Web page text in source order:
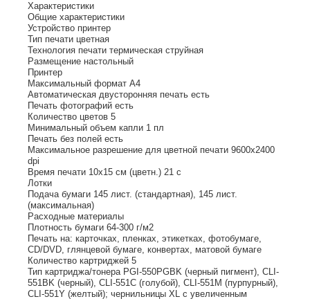
Характеристики
Общие характеристики
Устройство принтер
Тип печати цветная
Технология печати термическая струйная
Размещение настольный
Принтер
Максимальный формат A4
Автоматическая двусторонняя печать есть
Печать фотографий есть
Количество цветов 5
Минимальный объем капли 1 пл
Печать без полей есть
Максимальное разрешение для цветной печати 9600x2400
dpi
Время печати 10x15 см (цветн.) 21 с
Лотки
Подача бумаги 145 лист. (стандартная), 145 лист.
(максимальная)
Расходные материалы
Плотность бумаги 64-300 г/м2
Печать на: карточках, пленках, этикетках, фотобумаге,
CD/DVD, глянцевой бумаге, конвертах, матовой бумаге
Количество картриджей 5
Тип картриджа/тонера PGI-550PGBK (черный пигмент), CLI-
551BK (черный), CLI-551C (голубой), CLI-551M (пурпурный),
CLI-551Y (желтый); чернильницы XL с увеличенным